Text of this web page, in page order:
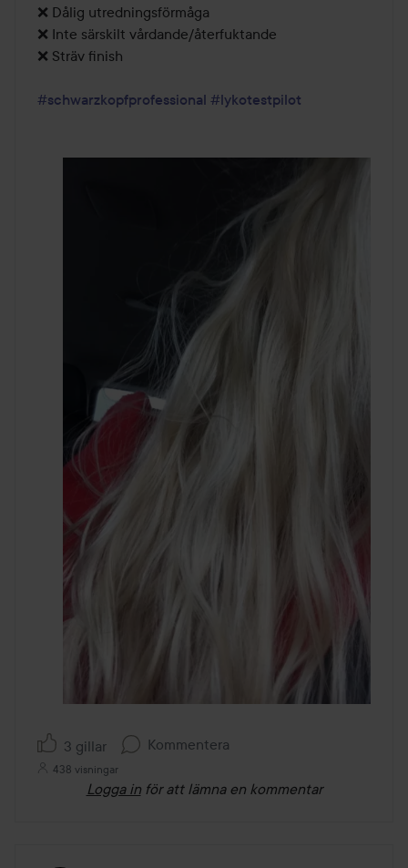
❌ Dålig utredningsförmåga
❌ Inte särskilt vårdande/återfuktande
❌ Sträv finish
#schwarzkopfprofessional #lykotestpilot
3 gillar Kommentera
438 visningar
Logga in för att lämna en kommentar